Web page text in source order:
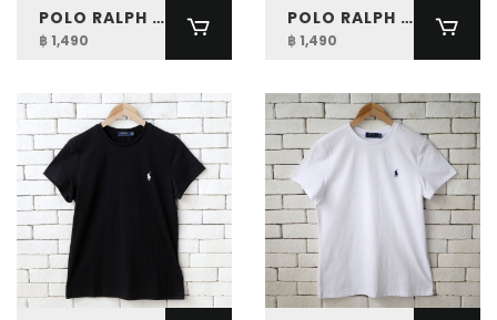
POLO RALPH LAUREN WOMEN COTTON JERSEY TEE
฿ 1,490
POLO RALPH LAUREN WOMEN COTTON JERSEY TEE
฿ 1,490